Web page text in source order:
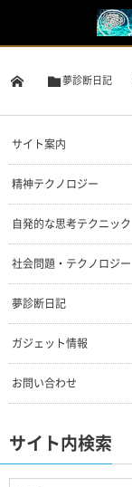
夢診断日記
サイト案内
精神テクノロジー
自発的な思考テクニック
社会問題・テクノロジー
夢診断日記
ガジェット情報
お問い合わせ
サイト内検索